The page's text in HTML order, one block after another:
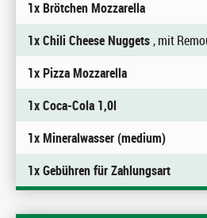
1x Brötchen Mozzarella
1x Chili Cheese Nuggets, mit
1x Pizza Mozzarella
1x Coca-Cola 1,0l
1x Mineralwasser (medium)
1x Gebühren für Zahlungsart